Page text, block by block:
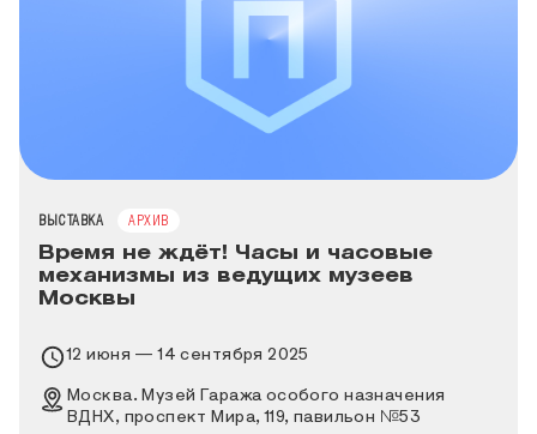
ТИП МЕРОПРИЯТИЯ
ВЫСТАВКА
АРХИВ
Время не ждёт! Часы и часовые
механизмы из ведущих музеев
Москвы
Время проведения выставки
12 июня — 14 сентября 2025
Место проведения выставки
Москва. Музей Гаража особого назначения
ВДНХ, проспект Мира, 119, павильон №53